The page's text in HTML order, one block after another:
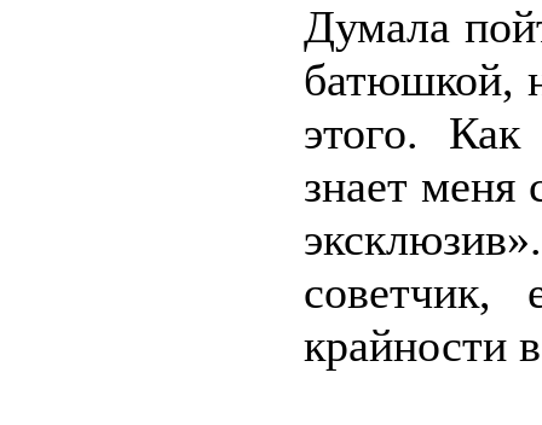
Думала
батюшкой,
этого. Как
знает
крайности